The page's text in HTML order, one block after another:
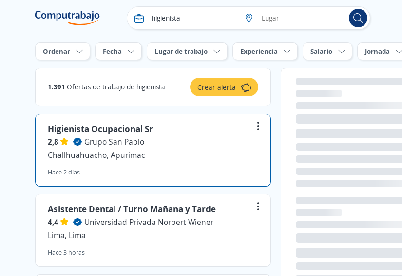
Ordenar Fecha Lugar de trabajo Experiencia Salario Jornada
1.391 Ofertas de trabajo de higienista Crear alerta
Higienista Ocupacional Sr
2,8
Grupo San Pablo
Challhuahuacho, Apurimac
Hace 2 días
Asistente Dental / Turno Mañana y Tarde
4,4
Universidad Privada Norbert Wiener
Lima, Lima
Hace 3 horas